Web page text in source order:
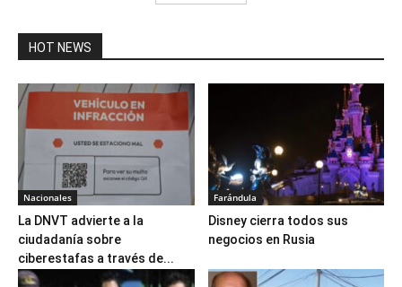
HOT NEWS
Nacionales
La DNVT advierte a la
ciudadanía sobre
ciberestafas a través de...
Farándula
Disney cierra todos sus
negocios en Rusia